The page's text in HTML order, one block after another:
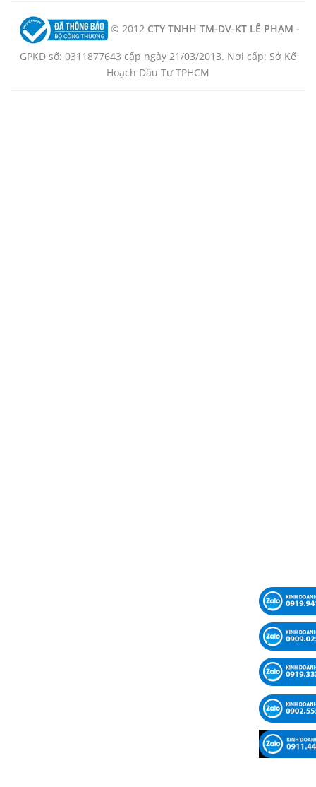
© 2012 CTY TNHH TM-DV-KT LÊ PHẠM -
GPKD số: 0311877643 cấp ngày 21/03/2013. Nơi cấp: Sở Kế
Hoạch Đầu Tư TPHCM